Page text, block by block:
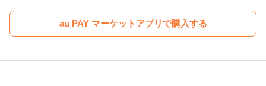
au PAY マーケットアプリで購入する